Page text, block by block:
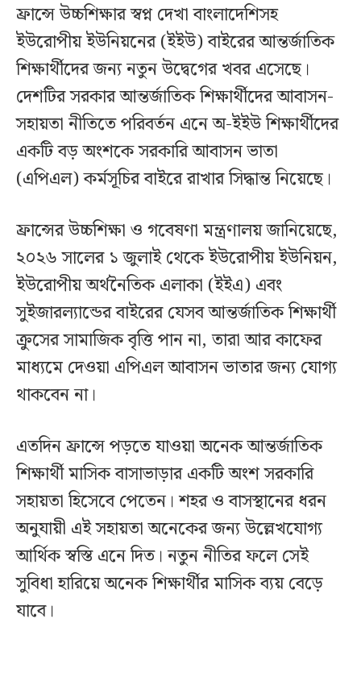
ফ্রান্সে উচ্চশিক্ষার স্বপ্ন দেখা বাংলাদেশিসহ
ইউরোপীয় ইউনিয়নের (ইইউ) বাইরের আন্তর্জাতিক
শিক্ষার্থীদের জন্য নতুন উদ্বেগের খবর এসেছে।
দেশটির সরকার আন্তর্জাতিক শিক্ষার্থীদের আবাসন-
সহায়তা নীতিতে পরিবর্তন এনে অ-ইইউ শিক্ষার্থীদের
একটি বড় অংশকে সরকারি আবাসন ভাতা
(এপিএল) কর্মসূচির বাইরে রাখার সিদ্ধান্ত নিয়েছে।
ফ্রান্সের উচ্চশিক্ষা ও গবেষণা মন্ত্রণালয় জানিয়েছে,
২০২৬ সালের ১ জুলাই থেকে ইউরোপীয় ইউনিয়ন,
ইউরোপীয় অর্থনৈতিক এলাকা (ইইএ) এবং
সুইজারল্যান্ডের বাইরের যেসব আন্তর্জাতিক শিক্ষার্থী
ক্রুসের সামাজিক বৃত্তি পান না, তারা আর কাফের
মাধ্যমে দেওয়া এপিএল আবাসন ভাতার জন্য যোগ্য
থাকবেন না।
এতদিন ফ্রান্সে পড়তে যাওয়া অনেক আন্তর্জাতিক
শিক্ষার্থী মাসিক বাসাভাড়ার একটি অংশ সরকারি
সহায়তা হিসেবে পেতেন। শহর ও বাসস্থানের ধরন
অনুযায়ী এই সহায়তা অনেকের জন্য উল্লেখযোগ্য
আর্থিক স্বস্তি এনে দিত। নতুন নীতির ফলে সেই
সুবিধা হারিয়ে অনেক শিক্ষার্থীর মাসিক ব্যয় বেড়ে
যাবে।